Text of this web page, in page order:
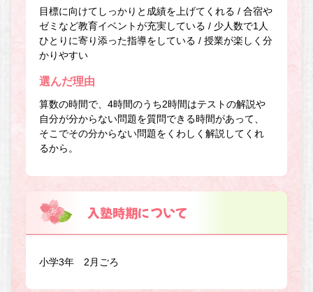
目標に向けてしっかりと成績を上げてくれる / 合宿や
ゼミなど教育イベントが充実している / 少人数で1人
ひとりに寄り添った指導をしている / 授業が楽しく分
かりやすい
選んだ理由
算数の時間で、4時間のうち2時間はテストの解説や
自分が分からない問題を質問できる時間があって、
そこでその分からない問題をくわしく解説してくれ
るから。
入塾時期について
小学3年 2月ごろ